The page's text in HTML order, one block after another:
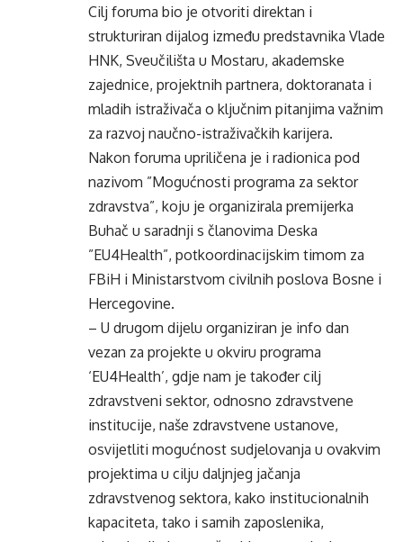
Cilj foruma bio je otvoriti direktan i
strukturiran dijalog između predstavnika Vlade
HNK, Sveučilišta u Mostaru, akademske
zajednice, projektnih partnera, doktoranata i
mladih istraživača o ključnim pitanjima važnim
za razvoj naučno-istraživačkih karijera.
Nakon foruma upriličena je i radionica pod
nazivom ”Mogućnosti programa za sektor
zdravstva”, koju je organizirala premijerka
Buhač u saradnji s članovima Deska
”EU4Health”, potkoordinacijskim timom za
FBiH i Ministarstvom civilnih poslova Bosne i
Hercegovine.
– U drugom dijelu organiziran je info dan
vezan za projekte u okviru programa
‘EU4Health’, gdje nam je također cilj
zdravstveni sektor, odnosno zdravstvene
institucije, naše zdravstvene ustanove,
osvijetliti mogućnost sudjelovanja u ovakvim
projektima u cilju daljnjeg jačanja
zdravstvenog sektora, kako institucionalnih
kapaciteta, tako i samih zaposlenika,